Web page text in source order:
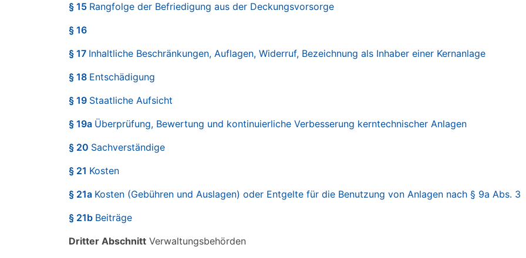
§ 15 Rangfolge der Befriedigung aus der Deckungsvorsorge
§ 16
§ 17 Inhaltliche Beschränkungen, Auflagen, Widerruf, Bezeichnung als Inhaber einer Kernanlage
§ 18 Entschädigung
§ 19 Staatliche Aufsicht
§ 19a Überprüfung, Bewertung und kontinuierliche Verbesserung kerntechnischer Anlagen
§ 20 Sachverständige
§ 21 Kosten
§ 21a Kosten (Gebühren und Auslagen) oder Entgelte für die Benutzung von Anlagen nach § 9a Abs. 3
§ 21b Beiträge
Dritter Abschnitt Verwaltungsbehörden